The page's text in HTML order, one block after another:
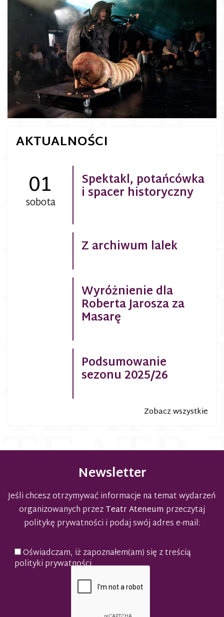
AKTUALNOŚCI
01
sobota
Spektakl, potańcówka
i spacer historyczny
Z archiwum lalek
Wyróżnienie dla
Roberta Jarosza za
Masarę
Podsumowanie
sezonu 2025/26
Zobacz wszystkie
Newsletter
Jeśli chcesz otrzymywać informacje na temat wydarzeń
organizowanych przezTeatr Ateneum przeczytaj
politykę prywatności i podaj swój adres e-mail:
Oświadczam, iż zapoznałem(am) się z treścią
polityki prywatności